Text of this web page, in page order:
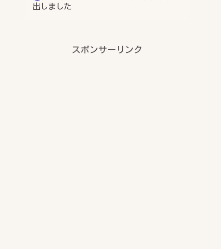
出しました
スポンサーリンク